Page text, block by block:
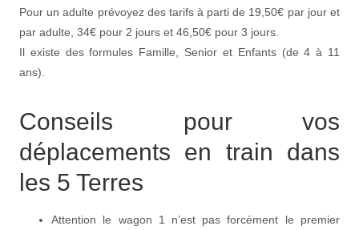
Pour un adulte prévoyez des tarifs à parti de 19,50€ par jour et
par adulte, 34€ pour 2 jours et 46,50€ pour 3 jours.
Il existe des formules Famille, Senior et Enfants (de 4 à 11
ans).
Conseils pour vos
déplacements en train dans
les 5 Terres
Attention le wagon 1 n’est pas forcément le premier